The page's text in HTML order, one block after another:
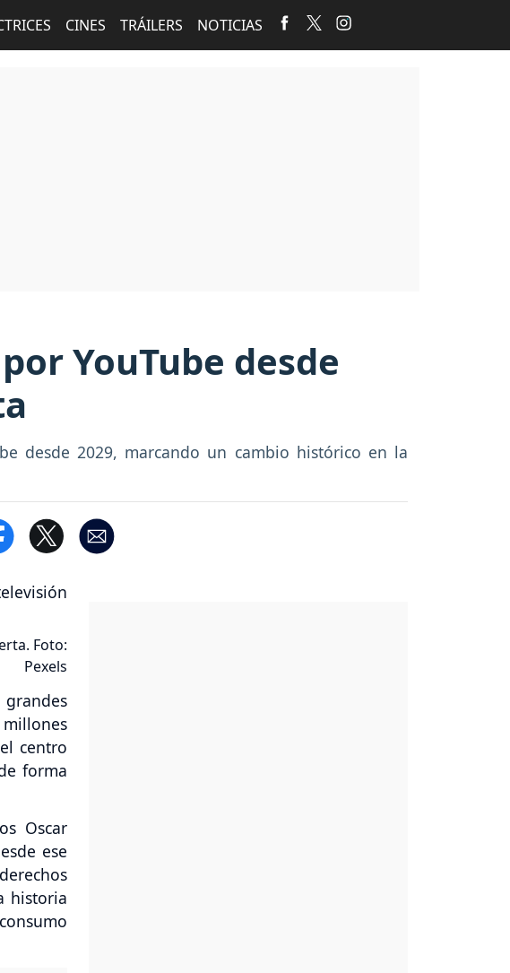
CINES TRÁILERS NOTICIAS
YouTube desde
desde 2029, marcando un cambio histórico en la
Foto:
Pexels
centro
forma
Oscar
ese
historia